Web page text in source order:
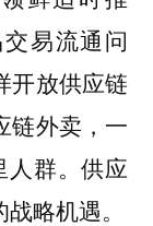
易流通问
开放供应链
链外卖，一
人群。供应
略机遇。